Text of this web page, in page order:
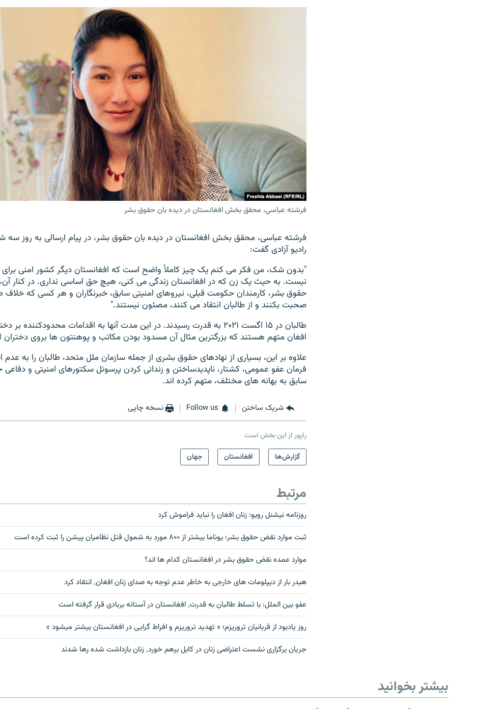
فرشته عباسی، محقق بخش افغانستان در دیده بان حقوق بشر
فرشته عباسی، محقق بخش افغانستان در دیده بان حقوق بشر، در پیام ارسالی به روز سه
رادیو آزادی گفت:
"بدون شک، من فکر می کنم یک چیز کاملاً واضح است که افغانستان دیگر کشور امنی برای
نیست. به حیث یک زن که در افغانستان زندگی می کنی، هیچ حق اساسی نداری. در کنار
حقوق بشر، کارمندان حکومت قبلی، نیروهای امنیتی سابق، خبرنگاران و هر کسی که خلاف
صحبت بکنند و از طالبان انتقاد می کنند، مصئون نیستند."
طالبان در ۱۵ اگست ۲۰۲۱ به قدرت رسیدند. در این مدت آنها به اقدامات محدودکننده بر
افغان متهم هستند که بزرگترین مثال آن مسدود بودن مکاتب و پوهنتون ها بروی
علاوه بر این، بسیاری از نهادهای حقوق بشری از جمله سازمان ملل متحد، طالبان را به عدم
فرمان عفو عمومی، کشتار، ناپدیدساختن و زندانی کردن پرسونل سکتورهای امنیتی و
سابق به بهانه های مختلف، متهم کرده اند.
شریک ساختن Follow us نسخه چاپی
راپور از این بخش است
گزارش‌ها
افغانستان جهان
مرتبط
روزنامه نیشنل رویو: زنان افغان را نباید فراموش کرد
ثبت موارد نقض حقوق بشر؛ یوناما بیشتر از ۸۰۰ مورد به شمول قتل نظامیان پیشن را ثبت کرده است
موارد عمده نقض حقوق بشر در افغانستان کدام ها اند؟
هیدر بار از دیپلومات های خارجی به خاطر عدم توجه به صدای زنان افغان٬ انتقاد کرد
عفو بین الملل: با تسلط طالبان به قدرت٬ افغانستان در آستانه بربادی قرار گرفته است
روز یادبود از قربانیان تروریزم؛ « تهدید تروریزم و افراط گرایی در افغانستان بیشتر میشود »
جریان برگزاری نشست اعتراضی زنان در کابل برهم خورد٬ زنان بازداشت شده رها شدند
بیشتر بخوانید